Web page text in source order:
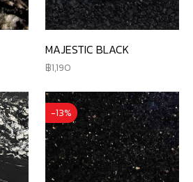
MAJESTIC BLACK
1,190
-13%